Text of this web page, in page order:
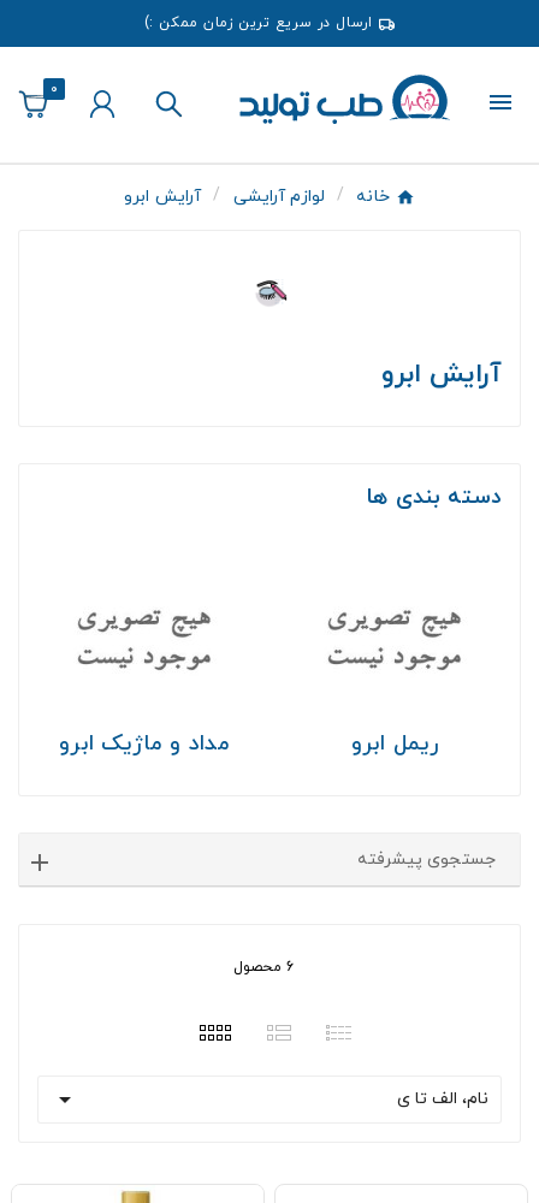
ارسال در سریع ترین زمان ممکن :)
0
خانه لوازم آرایشی آرایش ابرو
آرایش ابرو
دسته بندی ها
ریمل ابرو مداد و ماژیک ابرو
جستجوی پیشرفته
6 محصول
نام، الف تا ی 